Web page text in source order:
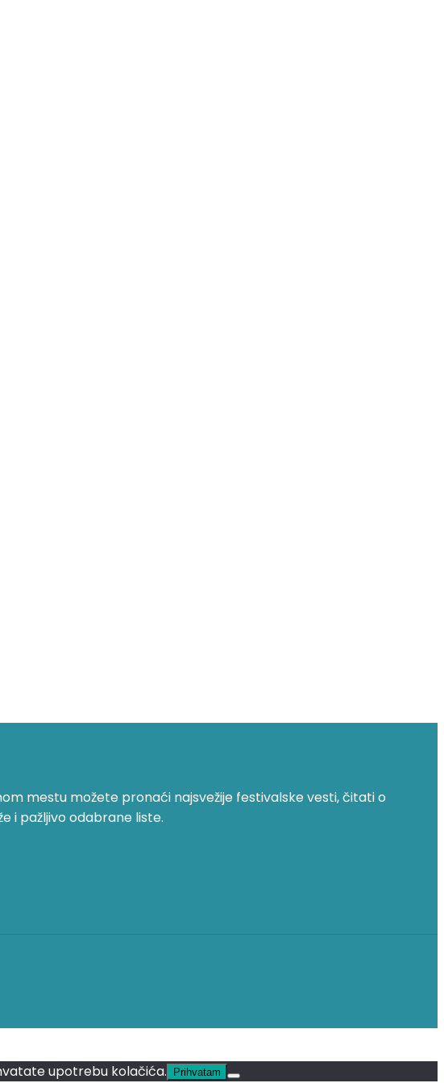
mestu možete pronaći najsvežije festivalske vesti, čitati o
i pažljivo odabrane liste.
upotrebu kolačića. Prihvatam